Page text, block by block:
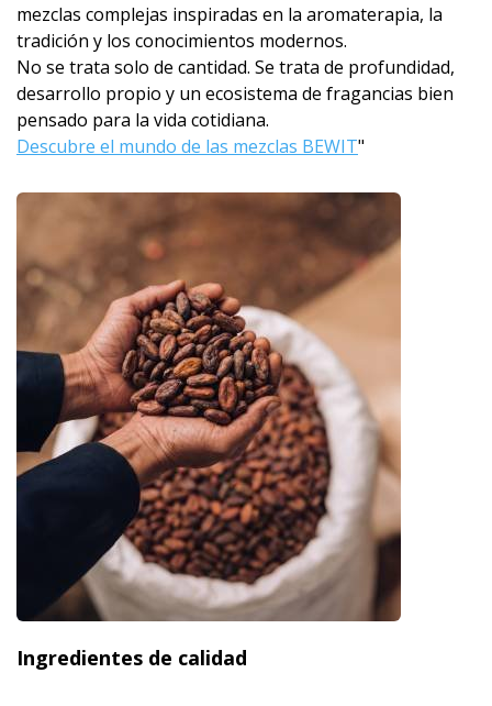
mezclas complejas inspiradas en la aromaterapia, la
tradición y los conocimientos modernos.
No se trata solo de cantidad. Se trata de profundidad,
desarrollo propio y un ecosistema de fragancias bien
pensado para la vida cotidiana.
Descubre el mundo de las mezclas BEWIT"
Ingredientes de calidad